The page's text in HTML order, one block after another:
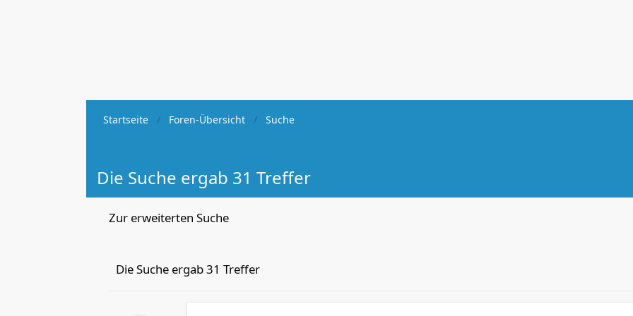
Startseite Foren-Übersicht Suche
Die Suche ergab 31 Treffer
Zur erweiterten Suche
Die Suche ergab 31 Treffer